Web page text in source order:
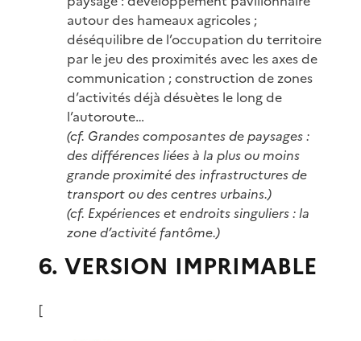
autour des hameaux agricoles ;
déséquilibre de l’occupation du territoire
par le jeu des proximités avec les axes de
communication ; construction de zones
d’activités déjà désuètes le long de
l’autoroute…
(cf. Grandes composantes de paysages :
des différences liées à la plus ou moins
grande proximité des infrastructures de
transport ou des centres urbains.)
(cf. Expériences et endroits singuliers : la
zone d’activité fantôme.)
6. VERSION IMPRIMABLE
[